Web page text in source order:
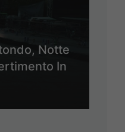
Notte
In